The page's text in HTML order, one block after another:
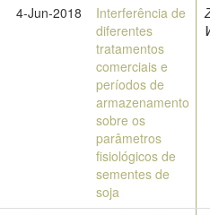
4-Jun-2018
Interferência de
diferentes
tratamentos
comerciais e
períodos de
armazenamento
sobre os
parâmetros
fisiológicos de
sementes de
soja